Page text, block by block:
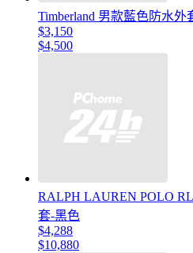
Timberland 男款藍色防水
$3,150
$4,500
RALPH LAUREN POLO
套-黑色
$4,288
$10,880